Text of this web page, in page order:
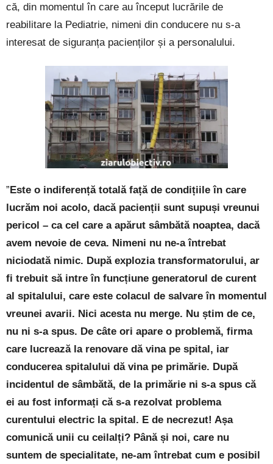
că, din momentul în care au început lucrările de
reabilitare la Pediatrie, nimeni din conducere nu s-a
interesat de siguranța pacienților și a personalului.
” Este o indiferență totală față de condiții le în care
lucrăm noi acolo, dacă pacienții sunt supuși vreunui
pericol – ca cel care a apărut sâmbătă noaptea, dacă
avem nevoie de ceva. Nimeni nu ne-a întrebat
niciodată nimic. După explozia transformatorului, ar
fi trebuit să intre în funcțiune generatorul de curent
al spitalului, care este colacul de salvare în momentul
vreunei avarii. Nici acesta nu merge. Nu știm de ce,
nu ni s-a spus. De câte ori apare o problemă, firma
care lucrează la renovare dă vina pe spital, iar
conducerea spitalului dă vina pe primărie. După
incidentul de sâmbătă, de la primărie ni s-a spus că
ei au fost informați că s-a rezolvat problema
curentului electric la spital. E de necrezut! Așa
comunică unii cu ceilalți? Până și noi, care nu
suntem de specialitate, ne-am întrebat cum e posibil